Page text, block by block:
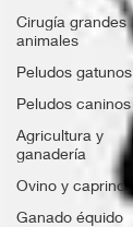
Cirugía grandes
animales
Peludos gatunos
Peludos caninos
Agricultura y
ganadería
Ovino y caprino
Ganado équido